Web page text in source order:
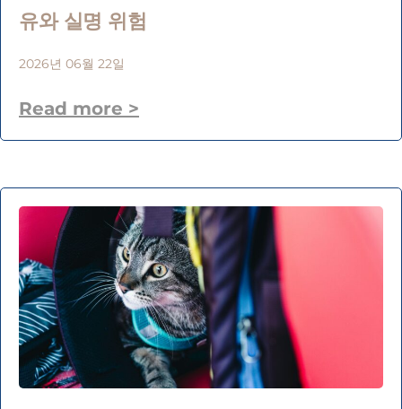
유와 실명 위험
2026년 06월 22일
Read more >